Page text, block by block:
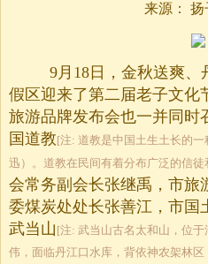
来源： 扬
9月18日，金秋送爽、
假区迎来了第二届老子文化
旅游品牌发布会也一并同时
国道教[注: 道教是中国土生土长的
迅）。道教在民间有着分布广泛的信
会常务副会长张继禹，市旅
委煤炭处处长张善江，市国
武当山 [注: 武当山古名太和山，位
伟，面临丹江口水库，背依神农架林